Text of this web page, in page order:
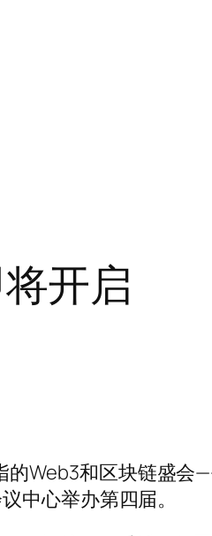
开启
Web3和区块链盛
中心举办第四届。